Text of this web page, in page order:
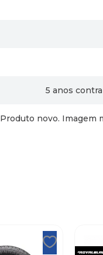
5 anos
Produto novo. Imagem